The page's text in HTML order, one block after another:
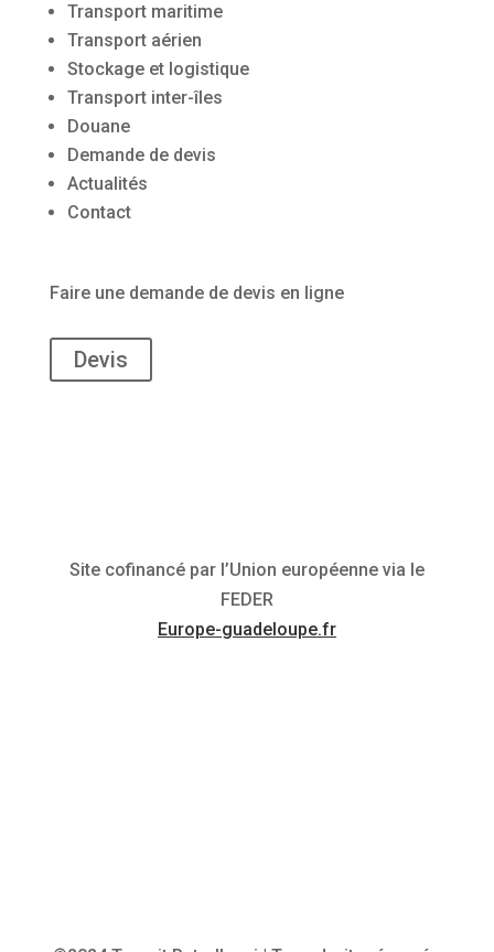
Transport maritime
Transport aérien
Stockage et logistique
Transport inter-îles
Douane
Demande de devis
Actualités
Contact
Faire une demande de devis en ligne
Devis
Site cofinancé par l’Union européenne via le
FEDER
Europe-guadeloupe.fr